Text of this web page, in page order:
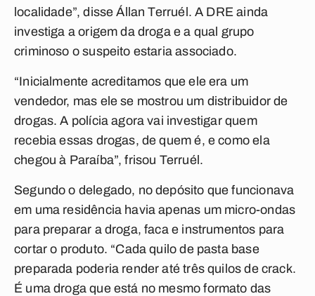
localidade”, disse Állan Terruél. A DRE ainda
investiga a origem da droga e a qual grupo
criminoso o suspeito estaria associado.
“Inicialmente acreditamos que ele era um
vendedor, mas ele se mostrou um distribuidor de
drogas. A polícia agora vai investigar quem
recebia essas drogas, de quem é, e como ela
chegou à Paraíba”, frisou Terruél.
Segundo o delegado, no depósito que funcionava
em uma residência havia apenas um micro-ondas
para preparar a droga, faca e instrumentos para
cortar o produto. “Cada quilo de pasta base
preparada poderia render até três quilos de crack.
É uma droga que está no mesmo formato das